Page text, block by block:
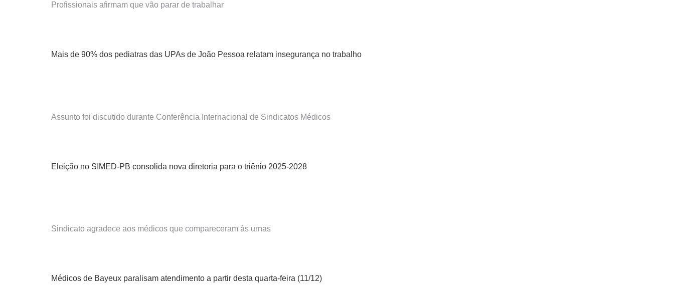
Profissionais afirmam que vão parar de trabalhar
Mais de 90% dos pediatras das UPAs de João Pessoa relatam insegurança no trabalho
Assunto foi discutido durante Conferência Internacional de Sindicatos Médicos
Eleição no SIMED-PB consolida nova diretoria para o triênio 2025-2028
Sindicato agradece aos médicos que compareceram às urnas
Médicos de Bayeux paralisam atendimento a partir desta quarta-feira (11/12)